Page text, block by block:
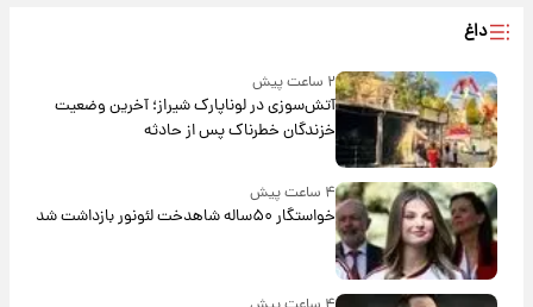
داغ
۲ ساعت پیش
آتش‌سوزی در لوناپارک شیراز؛ آخرین وضعیت
خزندگان خطرناک پس از حادثه
۴ ساعت پیش
خواستگار ۵۰ساله شاهدخت لئونور بازداشت شد